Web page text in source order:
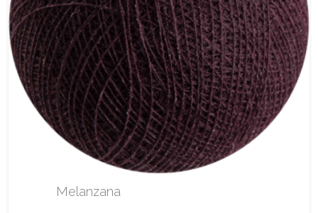
Melanzana